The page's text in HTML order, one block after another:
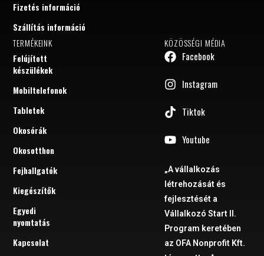
Fizetés információ
Szállítás információ
TERMÉKEINK
Felújított
készülékek
Mobiltelefonok
Tabletek
Okosórák
Okosotthon
Fejhallgatók
Kiegészítők
Egyedi
nyomtatás
Kapcsolat
KÖZÖSSÉGI MÉDIA
Facebook
Instagram
Tiktok
Youtube
„A vállalkozás
létrehozását és
fejlesztését a
Vállalkozó Start II.
Program keretében
az OFA Nonprofit Kft.